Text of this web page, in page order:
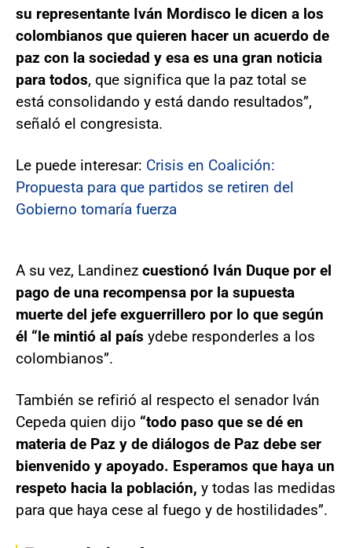
su representante Iván Mordisco le dicen a los
colombianos que quieren hacer un acuerdo de
paz con la sociedad y esa es una gran noticia
para todos, que significa que la paz total se
está consolidando y está dando resultados”,
señaló el congresista.
Le puede interesar: Crisis en Coalición:
Propuesta para que partidos se retiren del
Gobierno tomaría fuerza
A su vez, Landinez cuestionó Iván Duque por el
pago de una recompensa por la supuesta
muerte del jefe exguerrillero por lo que según
él “le mintió al país ydebe responderles a los
colombianos”.
También se refirió al respecto el senador Iván
Cepeda quien dijo “todo paso que se dé en
materia de Paz y de diálogos de Paz debe ser
bienvenido y apoyado. Esperamos que haya un
respeto hacia la población, y todas las medidas
para que haya cese al fuego y de hostilidades”.